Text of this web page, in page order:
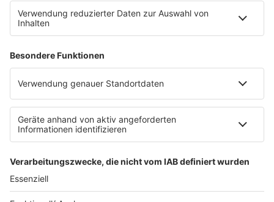
RECHTLICHES
Datenschutz
Datenschutzeinstellungen
Datenverarbeitung bei Gewinnspielen
Teilnahmebedingungen
Bildnachweise
KI-Leitlinie